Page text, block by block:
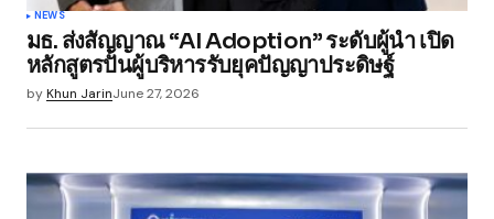
Your E-mail*
browser for the next time I comment.
Submit Comment
NEWS
มธ. ส่งสัญญาณ “AI Adoption” ระดับผู้นำ เปิด
หลักสูตรปั้นผู้บริหารรับยุคปัญญาประดิษฐ์
byKhun JarinJune 27, 2026